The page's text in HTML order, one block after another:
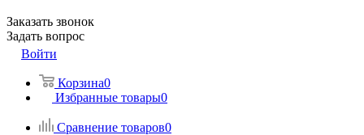
Заказать звонок
Задать вопрос
Войти
Корзина0
Избранные товары0
Сравнение товаров0